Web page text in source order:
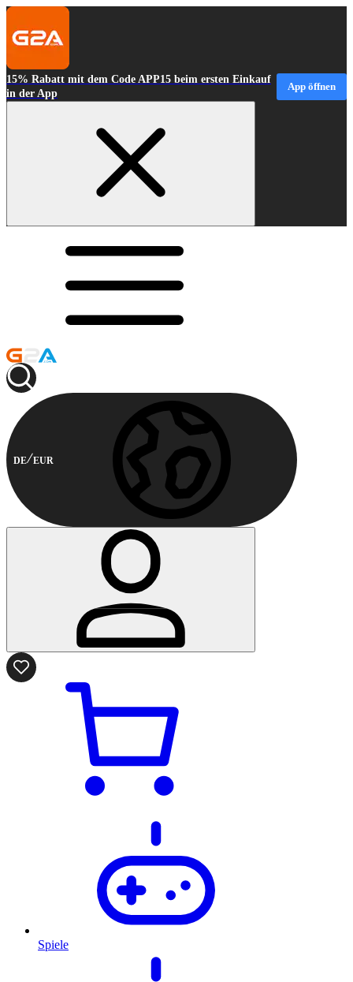
15% Rabatt mit dem Code APP15 beim ersten Einkauf
in der App
App öffnen
DE EUR
Spiele